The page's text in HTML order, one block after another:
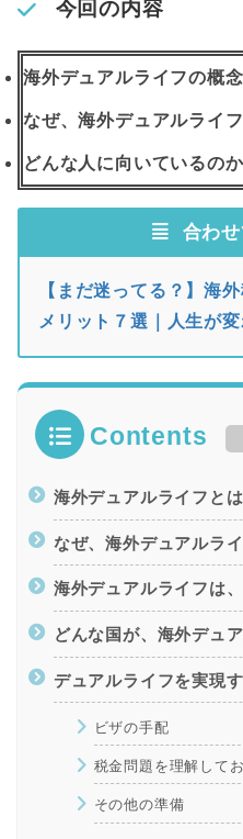
今回の内容
海外デュアルライフの概
なぜ、海外デュアルライ
どんな人に向いているの
合わ
【まだ迷ってる？】海
メリット７選｜人生が
Contents
海外デュアルライフと
なぜ、海外デュアルラ
海外デュアルライフは
どんな国が、海外デュ
デュアルライフを実現
ビザの手配
税金問題を理解してお
その他の準備